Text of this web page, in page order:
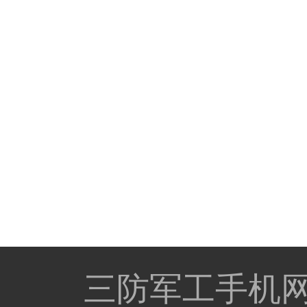
三防军工手机